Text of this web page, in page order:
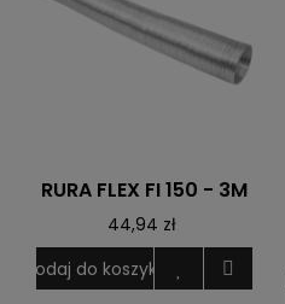
RURA FLEX FI 150 - 3M
44,94 zł
Dodaj do koszyka